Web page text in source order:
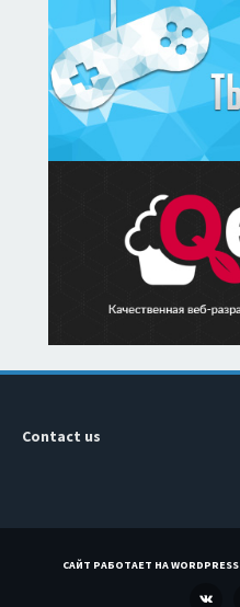
Contact us
САЙТ РАБОТАЕТ НА WORDPRESS